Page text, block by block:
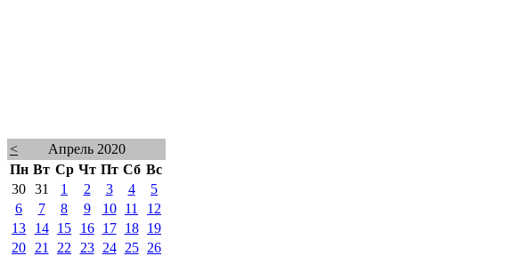
<
Апрель 2020
Пн Вт Ср Чт Пт Сб Вс
30 31 1 2 3 4
5
6
7 8 9 10 11
12
13
14 15 16 17 18
19
20
21 22 23 24 25
26